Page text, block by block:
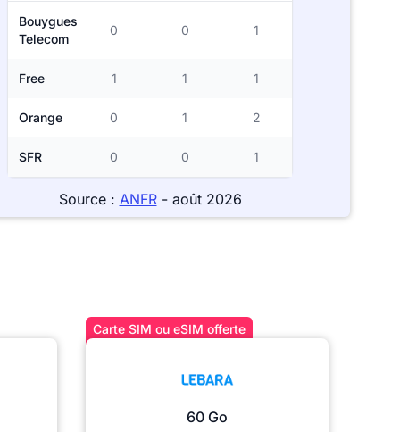
Bouygues
Telecom
0 0 1
Free 1 1 1
Orange 0 1 2
SFR 0 0 1
Source : ANFR- août 2026
Carte SIM ou eSIM offerte
60 Go